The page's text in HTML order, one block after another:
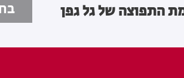
התפוצה של גל גפן